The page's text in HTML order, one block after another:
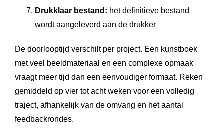
Drukklaar bestand: het definitieve bestand
wordt aangeleverd aan de drukker
De doorlooptijd verschilt per project. Een kunstboek
met veel beeldmateriaal en een complexe opmaak
vraagt meer tijd dan een eenvoudiger formaat. Reken
gemiddeld op vier tot acht weken voor een volledig
traject, afhankelijk van de omvang en het aantal
feedbackrondes.